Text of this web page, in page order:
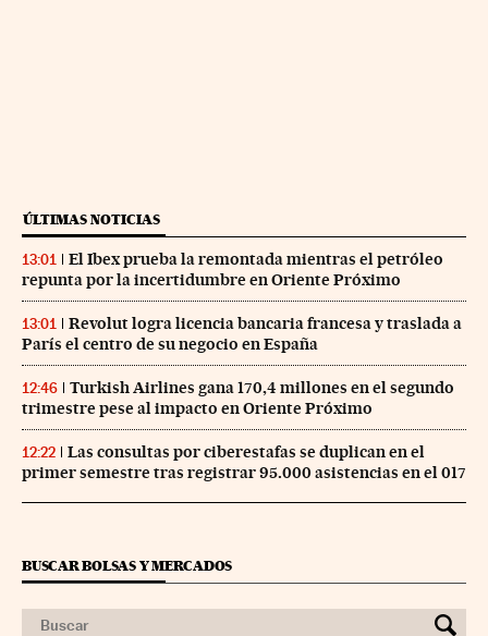
ÚLTIMAS NOTICIAS
13:01
El Ibex prueba la remontada mientras el petróleo
repunta por la incertidumbre en Oriente Próximo
13:01
Revolut logra licencia bancaria francesa y traslada a
París el centro de su negocio en España
12:46
Turkish Airlines gana 170,4 millones en el segundo
trimestre pese al impacto en Oriente Próximo
12:22
Las consultas por ciberestafas se duplican en el
primer semestre tras registrar 95.000 asistencias en el 017
BUSCAR BOLSAS Y MERCADOS